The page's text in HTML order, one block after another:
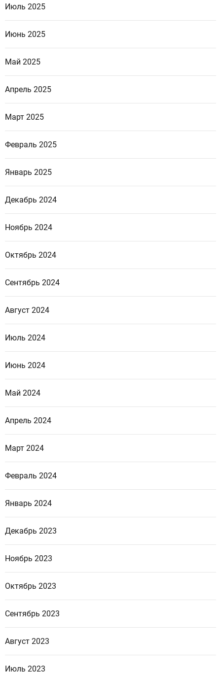
Июль 2025
Июнь 2025
Май 2025
Апрель 2025
Март 2025
Февраль 2025
Январь 2025
Декабрь 2024
Ноябрь 2024
Октябрь 2024
Сентябрь 2024
Август 2024
Июль 2024
Июнь 2024
Май 2024
Апрель 2024
Март 2024
Февраль 2024
Январь 2024
Декабрь 2023
Ноябрь 2023
Октябрь 2023
Сентябрь 2023
Август 2023
Июль 2023